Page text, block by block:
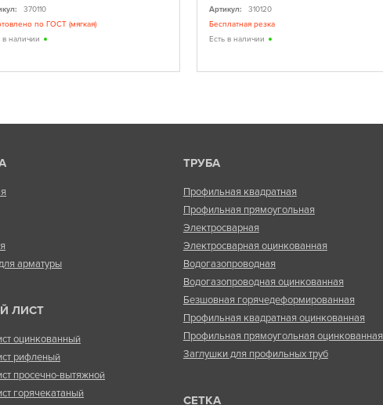
370110
по ГОСТ (мягкая)
в наличии
Артикул:
310120
Бесплатная резка
Есть в наличии
арматуры
ЛИСТ
оцинкованный
рифленый
просечно-вытяжной
горячекатаный
ТРУБА
Профильная квадратная
Профильная прямоугольная
Электросварная
Электросварная оцинкованная
Водогазопроводная
Водогазопроводная оцинкованная
Безшовная горячедеформированная
Профильная квадратная оцинкованная
Профильная прямоугольная оцинкованная
Заглушки для профильных труб
СЕТКА